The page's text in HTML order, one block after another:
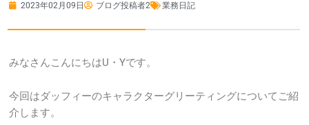
2023年02月09日 ブログ投稿者2 業務日記
みなさんこんにちはU・Yです。
今回はダッフィーのキャラクターグリーティングについてご紹
介します。